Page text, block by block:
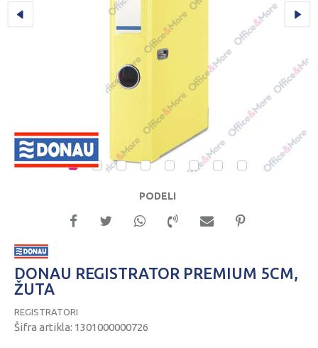
1 2 3 4 5 6 7 8
PODELI
DONAU REGISTRATOR PREMIUM 5CM,
ŽUTA
REGISTRATORI
Šifra artikla: 1301000000726